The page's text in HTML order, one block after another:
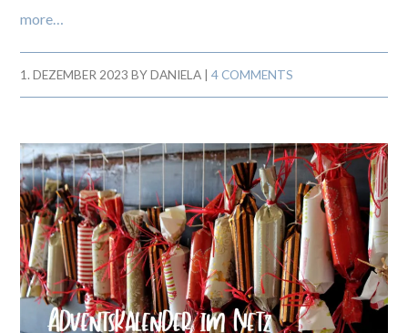
more…
1. DEZEMBER 2023 BYDANIELA |4 COMMENTS